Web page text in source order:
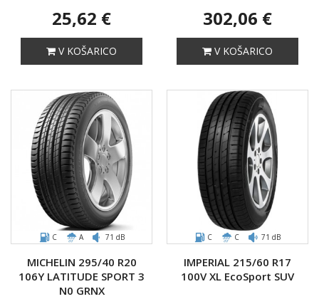
25,62 €
V KOŠARICO
302,06 €
V KOŠARICO
C A 71 dB
MICHELIN 295/40 R20
106Y LATITUDE SPORT 3
N0 GRNX
C C 71 dB
IMPERIAL 215/60 R17
100V XL EcoSport SUV